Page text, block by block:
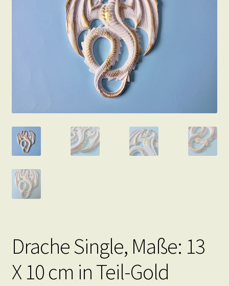
Drache Single, Maße: 13
X 10 cm in Teil-Gold